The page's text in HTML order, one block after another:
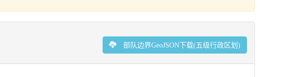
部队边界GeoJSON下载(五级行政区划)